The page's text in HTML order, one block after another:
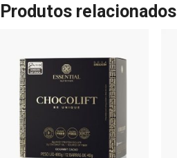
Produtos relacionados